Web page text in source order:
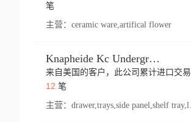
笔
主营： ceramic ware,artifical flower
Knapheide Kc Underground
来自美国的客户，此公司累计进口交易
12 笔
主营：